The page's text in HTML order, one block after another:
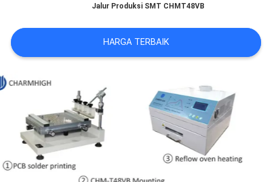
SITUS
KEBIJAKAN
PRIVASI
Jalur Produksi SMT CHMT48VB
HARGA TERBAIK